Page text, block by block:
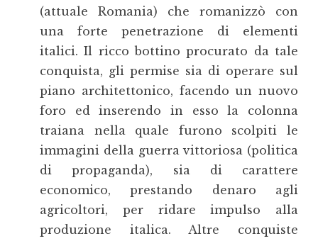
(attuale Romania) che romanizzò con
una forte penetrazione di elementi
italici. Il ricco bottino procurato da tale
conquista, gli permise sia di operare sul
piano architettonico, facendo un nuovo
foro ed inserendo in esso la colonna
traiana nella quale furono scolpiti le
immagini della guerra vittoriosa (politica
di propaganda), sia di carattere
economico, prestando denaro agli
agricoltori, per ridare impulso alla
produzione italica. Altre conquiste